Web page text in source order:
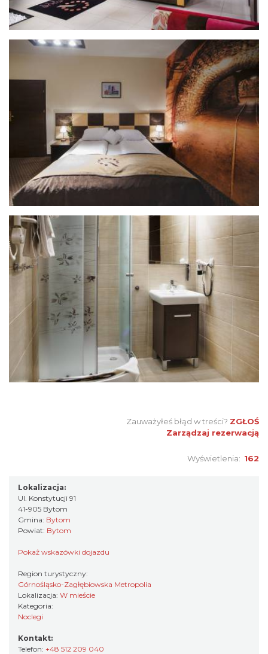
Zauważyłeś błąd w treści? ZGŁOŚ
Zarządzaj rezerwacją
Wyświetlenia: 162
Lokalizacja:
Ul. Konstytucji 91
41-905 Bytom
Gmina: Bytom
Powiat: Bytom
Pokaż wskazówki dojazdu
Region turystyczny:
Górnośląsko-Zagłębiowska Metropolia
Lokalizacja: W mieście
Kategoria:
Noclegi
Kontakt:
Telefon: +48 512 209 040